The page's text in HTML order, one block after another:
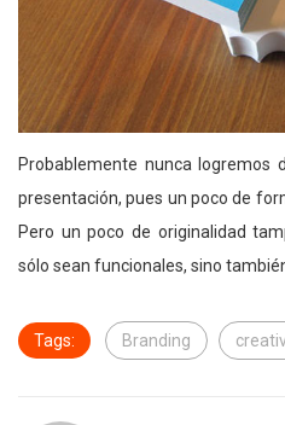
Probablemente nunca logremos
presentación, pues un poco de
Pero un poco de originalidad
sólo sean funcionales, sino
Tags: Branding